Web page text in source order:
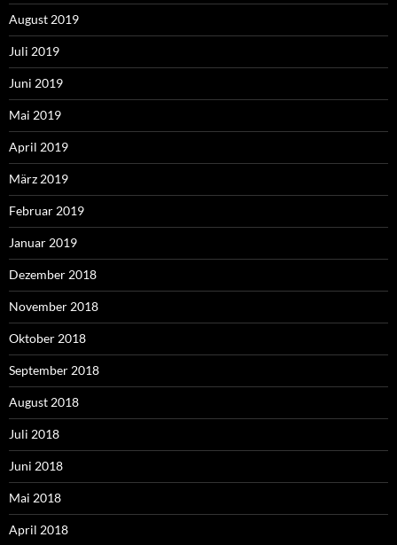
August 2019
Juli 2019
Juni 2019
Mai 2019
April 2019
März 2019
Februar 2019
Januar 2019
Dezember 2018
November 2018
Oktober 2018
September 2018
August 2018
Juli 2018
Juni 2018
Mai 2018
April 2018